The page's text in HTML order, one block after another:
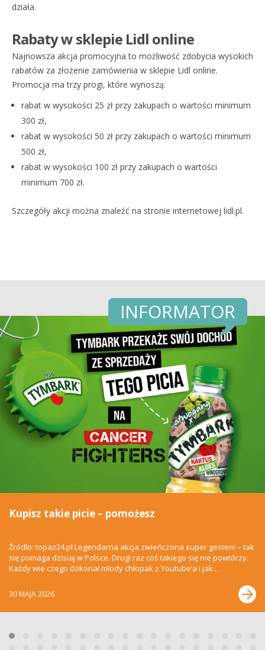
działa.
Rabaty w sklepie Lidl online
Najnowsza akcja promocyjna to możliwość zdobycia wysokich
rabatów za złożenie zamówienia w sklepie Lidl online.
Promocja ma trzy progi, które wynoszą:
rabat w wysokości 25 zł przy zakupach o wartości minimum
300 zł,
rabat w wysokości 50 zł przy zakupach o wartości minimum
500 zł,
rabat w wysokości 100 zł przy zakupach o wartości
minimum 700 zł.
Szczegóły akcji można znaleźć na stronie internetowej lidl.pl.
INFORMATOR
Kupisz takie picie – pomożesz
Źródło: topaz24.pl Legendarna akcja zwieńczona super gestem – tak
się pomaga dzisiaj w Polsce. Drugi raz coś takiego się nie powtórzy.
Każdy wie czego dokonał młody chłopak z Youtube’a i jak...
30 MAJA 2026